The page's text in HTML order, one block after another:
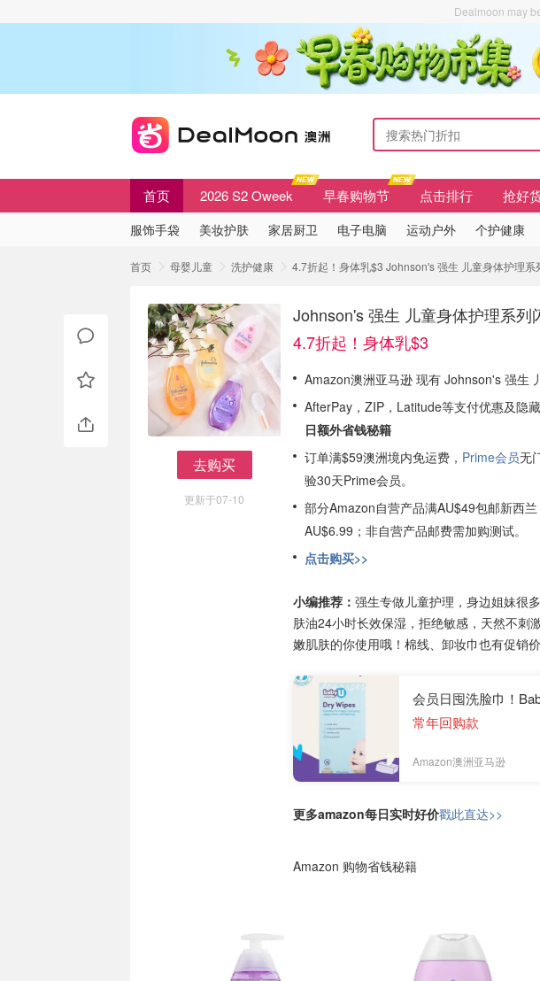
Dealmoon may
首页 2026 S2 Oweek 早春购物节 点击排行 抢好
服饰手袋 美妆护肤 家居厨卫 电子电脑 运动户外 个护健康
首页 母婴儿童 洗护健康 4.7折起！身体乳$3 Johnson's 强生 儿童身体护理系
去购买
更新于07-10
Johnson's 强生 儿童身体护理系列
4.7折起！身体乳$3
Amazon澳洲亚马逊 现有 Johnson's 强生
AfterPay，ZIP，Latitude等支付优惠及隐
日额外省钱秘籍
订单满$59澳洲境内免运费， Prime会员无
验30天Prime会员。
部分Amazon自营产品满AU$49包邮新西
AU$6.99；非自营产品邮费需加购测试。
点击购买>>
小编推荐： 强生专做儿童护理，身边姐妹很
肤油24小时长效保湿，拒绝敏感，天然不刺
嫩肌肤的你使用哦！棉线、卸妆巾也有促销
会员日囤洗脸巾！
常年回购款
Amazon澳洲亚马逊
更多amazon每日实时好价戳此直达>>
Amazon 购物省钱秘籍